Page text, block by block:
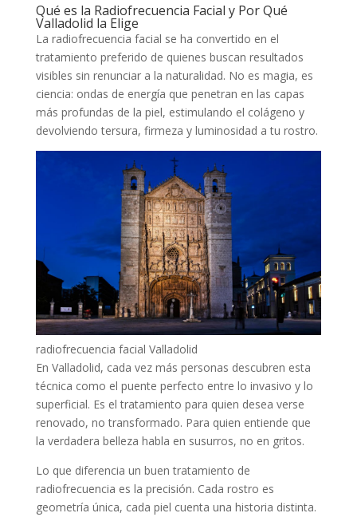
Qué es la Radiofrecuencia Facial y Por Qué
Valladolid la Elige
La radiofrecuencia facial se ha convertido en el
tratamiento preferido de quienes buscan resultados
visibles sin renunciar a la naturalidad. No es magia, es
ciencia: ondas de energía que penetran en las capas
más profundas de la piel, estimulando el colágeno y
devolviendo tersura, firmeza y luminosidad a tu rostro.
radiofrecuencia facial Valladolid
En Valladolid, cada vez más personas descubren esta
técnica como el puente perfecto entre lo invasivo y lo
superficial. Es el tratamiento para quien desea verse
renovado, no transformado. Para quien entiende que
la verdadera belleza habla en susurros, no en gritos.
Lo que diferencia un buen tratamiento de
radiofrecuencia es la precisión. Cada rostro es
geometría única, cada piel cuenta una historia distinta.